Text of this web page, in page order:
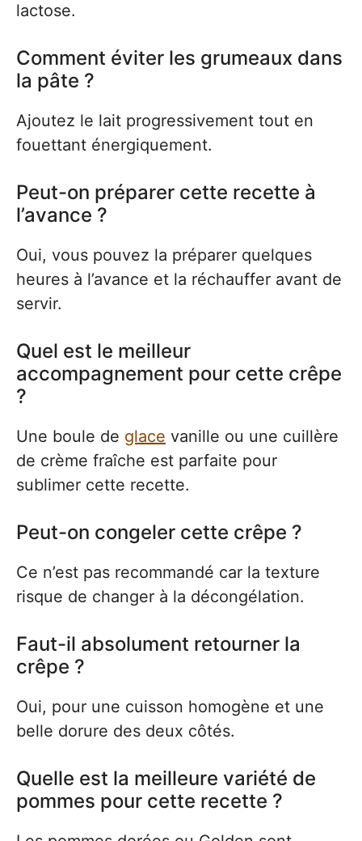
lactose.
Comment éviter les grumeaux dans
la pâte ?
Ajoutez le lait progressivement tout en
fouettant énergiquement.
Peut-on préparer cette recette à
l’avance ?
Oui, vous pouvez la préparer quelques
heures à l’avance et la réchauffer avant de
servir.
Quel est le meilleur
accompagnement pour cette crêpe
?
Une boule de glace vanille ou une cuillère
de crème fraîche est parfaite pour
sublimer cette recette.
Peut-on congeler cette crêpe ?
Ce n’est pas recommandé car la texture
risque de changer à la décongélation.
Faut-il absolument retourner la
crêpe ?
Oui, pour une cuisson homogène et une
belle dorure des deux côtés.
Quelle est la meilleure variété de
pommes pour cette recette ?